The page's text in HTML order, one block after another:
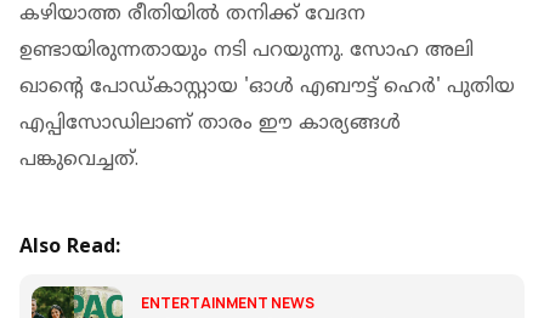
കഴിയാത്ത രീതിയിൽ തനിക്ക് വേദന
ഉണ്ടായിരുന്നതായും നടി പറയുന്നു. സോഹ അലി
ഖാൻ്റെ പോഡ്‌കാസ്റ്റായ 'ഓൾ എബൗട്ട് ഹെർ' പുതിയ
എപ്പിസോഡിലാണ് താരം ഈ കാര്യങ്ങൾ
പങ്കുവെച്ചത്.
Also Read:
ENTERTAINMENT NEWS